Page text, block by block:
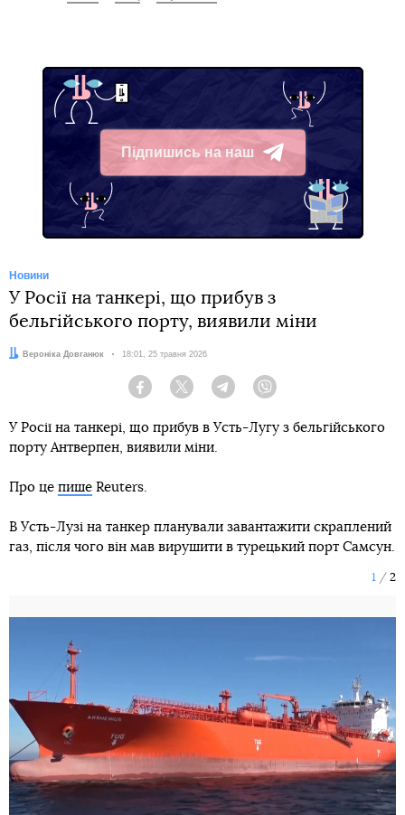
Підпишись на наш
Telegram
Новини
У Росії на танкері, що прибув з
бельгійського порту, виявили міни
Автор:Вероніка Довганюк Дата:
18:01, 25 травня 2026
Facebook Twitter Telegram
У Росії на танкері, що прибув в Усть-Лугу з бельгійського
порту Антверпен, виявили міни.
Про це пише Reuters.
В Усть-Лузі на танкер планували завантажити скраплений
газ, після чого він мав вирушити в турецький порт Самсун.
1 2